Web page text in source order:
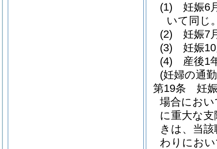
(1)
妊娠6
いて同じ
(2)
妊娠7
(3)
妊娠
(4)
産後1
(妊婦の通
第19条
妊
場合にお
に重大な
きは、当
わりにお